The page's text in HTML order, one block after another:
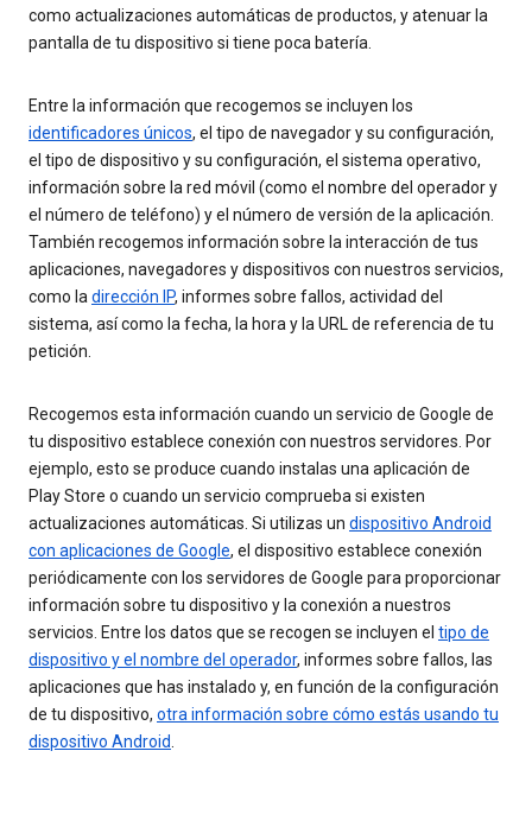
como actualizaciones automáticas de productos, y atenuar la
pantalla de tu dispositivo si tiene poca batería.
Entre la información que recogemos se incluyen los
identificadores únicos, el tipo de navegador y su configuración,
el tipo de dispositivo y su configuración, el sistema operativo,
información sobre la red móvil (como el nombre del operador y
el número de teléfono) y el número de versión de la aplicación.
También recogemos información sobre la interacción de tus
aplicaciones, navegadores y dispositivos con nuestros servicios,
como ladirección IP, informes sobre fallos, actividad del
sistema, así como la fecha, la hora y la URL de referencia de tu
petición.
Recogemos esta información cuando un servicio de Google de
tu dispositivo establece conexión con nuestros servidores. Por
ejemplo, esto se produce cuando instalas una aplicación de
Play Store o cuando un servicio comprueba si existen
actualizaciones automáticas. Si utilizas un dispositivo Android
con aplicaciones de Google, el dispositivo establece conexión
periódicamente con los servidores de Google para proporcionar
información sobre tu dispositivo y la conexión a nuestros
servicios. Entre los datos que se recogen se incluyen el tipo de
dispositivo y el nombre del operador, informes sobre fallos, las
aplicaciones que has instalado y, en función de la configuración
de tu dispositivo, otra información sobre cómo estás usando tu
dispositivo Android.